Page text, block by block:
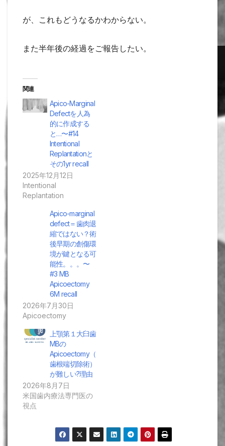
が、これもどうなるかわからない。
また半年後の経過をご報告したい。
関連
Apico-Marginal
Defectを人為
的に作成する
と…〜#14
Intentional
Replantationと
その1yr recall
2025年12月12日
Intentional
Replantation
Apico-marginal
defect＝歯肉退
縮ではない？術
後早期の創傷環
境が鍵となる可
能性。。。〜
#3 MB
Apicoectomy
6M recall
2026年7月30日
Apicoectomy
上顎第１大臼歯
MBの
Apicoectomy（
歯根端切除術）
が難しい?理由
2026年8月7日
米国歯内療法専門医の
視点